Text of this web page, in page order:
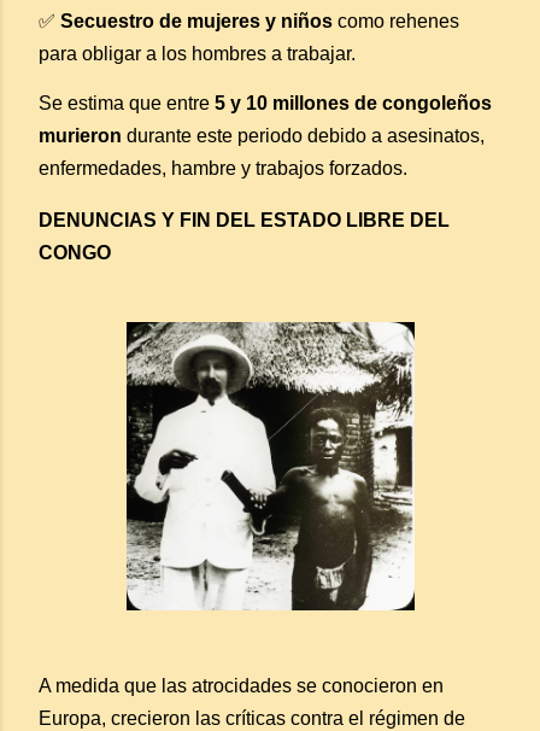
✅ Secuestro de mujeres y niños como rehenes
para obligar a los hombres a trabajar.
Se estima que entre 5 y 10 millones de congoleños
murieron durante este periodo debido a asesinatos,
enfermedades, hambre y trabajos forzados.
DENUNCIAS Y FIN DEL ESTADO LIBRE DEL
CONGO
A medida que las atrocidades se conocieron en
Europa, crecieron las críticas contra el régimen de